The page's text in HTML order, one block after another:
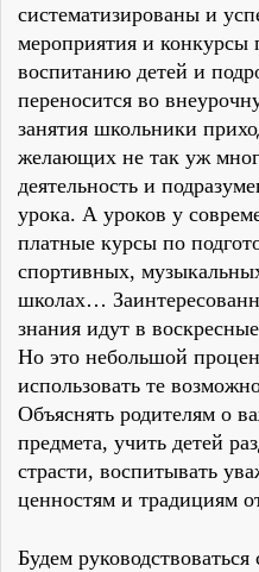
систематизированы и
мероприятия и конкурсы
воспитанию детей и
переносится во
занятия школьники
желающих не так уж
деятельность и
урока. А уроков у
платные курсы по
спортивных,
школах…
знания идут в
Но это небольшой
использовать те
Объяснять родителям о
предмета, учить детей
страсти, воспитывать
ценностям и традициям
Будем